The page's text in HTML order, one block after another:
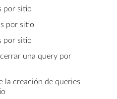
por sitio
por sitio
por sitio
una query por
la creación de queries